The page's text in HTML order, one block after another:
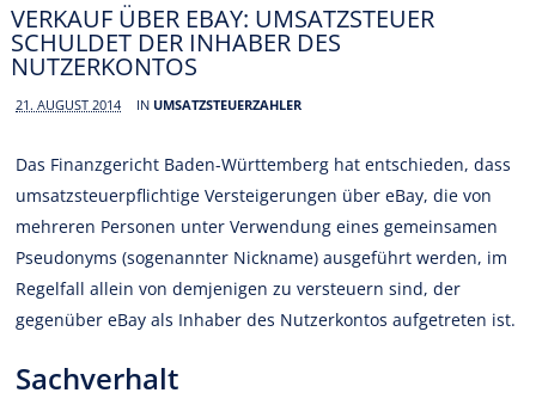
VERKAUF ÜBER EBAY: UMSATZSTEUER
SCHULDET DER INHABER DES
NUTZERKONTOS
21. AUGUST 2014 IN UMSATZSTEUERZAHLER
Das Finanzgericht Baden-Württemberg hat entschieden, dass
umsatzsteuerpflichtige Versteigerungen über eBay, die von
mehreren Personen unter Verwendung eines gemeinsamen
Pseudonyms (sogenannter Nickname) ausgeführt werden, im
Regelfall allein von demjenigen zu versteuern sind, der
gegenüber eBay als Inhaber des Nutzerkontos aufgetreten ist.
Sachverhalt